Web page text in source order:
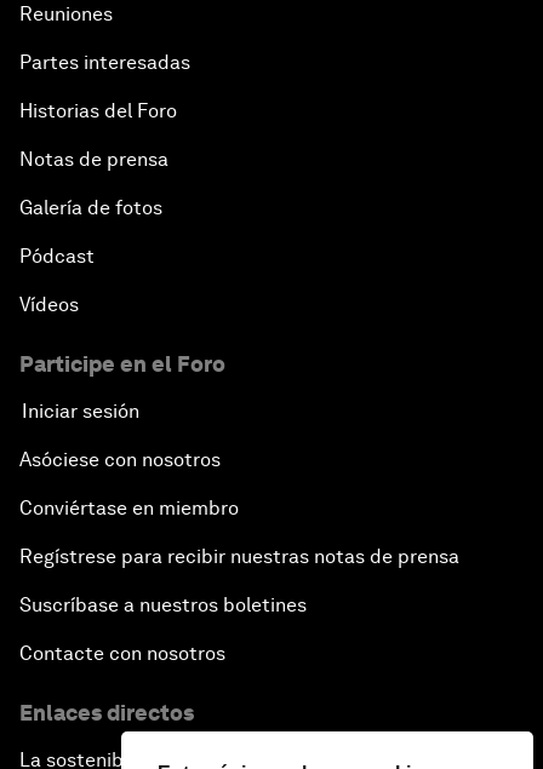
Reuniones
Partes interesadas
Historias del Foro
Notas de prensa
Galería de fotos
Pódcast
Vídeos
Participe en el Foro
Iniciar sesión
Asóciese con nosotros
Conviértase en miembro
Regístrese para recibir nuestras notas de prensa
Suscríbase a nuestros boletines
Contacte con nosotros
Enlaces directos
La sostenibilidad en el Foro